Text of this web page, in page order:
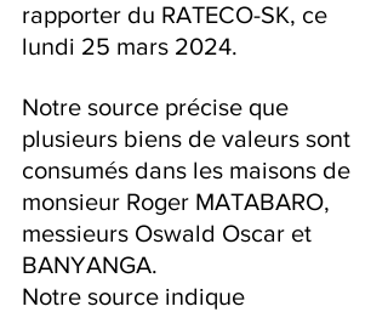
rapporter du RATECO-SK, ce
lundi 25 mars 2024.
Notre source précise que
plusieurs biens de valeurs sont
consumés dans les maisons de
monsieur Roger MATABARO,
messieurs Oswald Oscar et
BANYANGA.
Notre source indique